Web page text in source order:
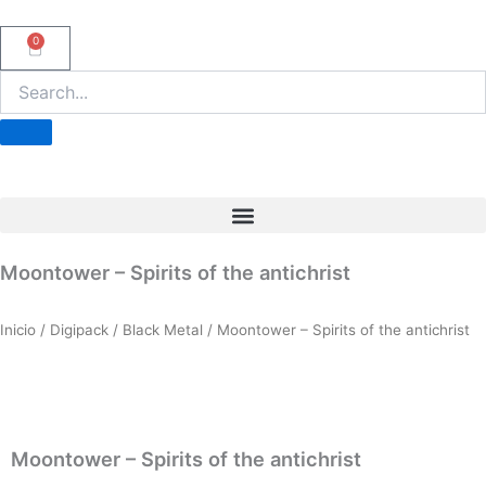
0
Carrito
Moontower – Spirits of the antichrist
Inicio / Digipack / Black Metal / Moontower – Spirits of the antichrist
Moontower – Spirits of the antichrist